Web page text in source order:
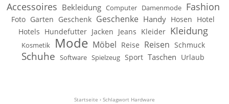
Accessoires Bekleidung Computer Damenmode Fashion
Foto Garten Geschenk Geschenke Handy Hosen Hotel
Hotels Hundefutter Jacken Jeans Kleider Kleidung
Kosmetik Mode Möbel Reise Reisen Schmuck
Schuhe Software Spielzeug Sport Taschen Urlaub
Startseite › Schlagwort Hardware